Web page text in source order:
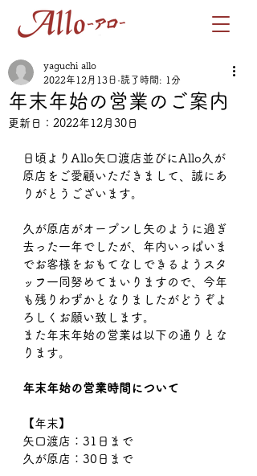
年末年始の営業のご案内
yaguchi allo
2022年12月13日 読了時間: 1分
更新日： 2022年12月30日
日頃よりAllo矢口渡店並びにAllo久が
原店をご愛顧いただきまして、誠にあ
りがとうございます。
久が原店がオープンし矢のように過ぎ
去った一年でしたが、年内いっぱいま
でお客様をおもてなしできるようスタ
ッフ一同努めてまいりますので、今年
も残りわずかとなりましたがどうぞよ
ろしくお願い致します。
また年末年始の営業は以下の通りとな
ります。
年末年始の営業時間について
【年末】
矢口渡店：31日まで
久が原店：30日まで